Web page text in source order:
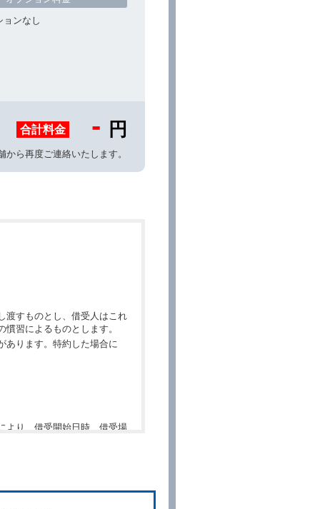
ョンなし
合計料金 - 円
ら再度ご連絡いたします。
渡すものとし、借受人はこれ
習によるものとします。
あります。特約した場合に
より、借受開始日時、借受場
約内容と実際に相違があっ